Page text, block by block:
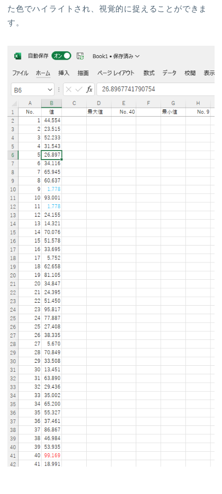
た色でハイライトされ、視覚的に捉えることができま
す。